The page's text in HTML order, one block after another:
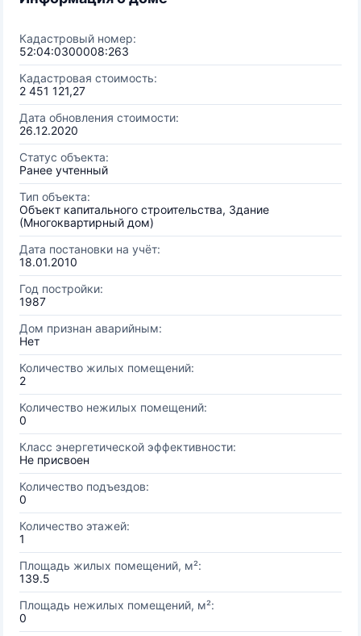
Кадастровый номер:
52:04:0300008:263
Кадастровая стоимость:
2 451 121,27
Дата обновления стоимости:
26.12.2020
Статус объекта:
Ранее учтенный
Тип объекта:
Объект капитального строительства, Здание
(Многоквартирный дом)
Дата постановки на учёт:
18.01.2010
Год постройки:
1987
Дом признан аварийным:
Нет
Количество жилых помещений:
2
Количество нежилых помещений:
0
Класс энергетической эффективности:
Не присвоен
Количество подъездов:
0
Количество этажей:
1
Площадь жилых помещений, м²:
139.5
Площадь нежилых помещений, м²:
0